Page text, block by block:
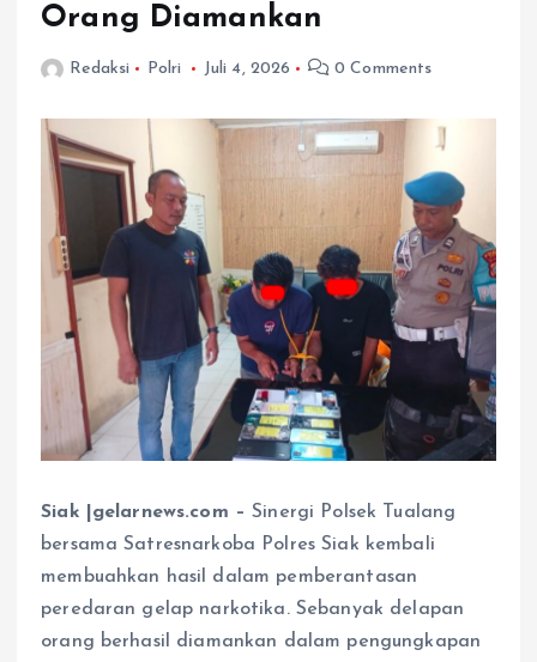
Orang Diamankan
Redaksi Polri Juli 4, 2026 0 Comments
Siak |gelarnews.com – Sinergi Polsek Tualang
bersama Satresnarkoba Polres Siak kembali
membuahkan hasil dalam pemberantasan
peredaran gelap narkotika. Sebanyak delapan
orang berhasil diamankan dalam pengungkapan